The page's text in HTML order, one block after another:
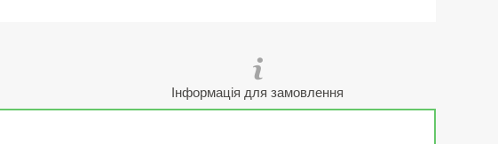
Інформація для замовлення